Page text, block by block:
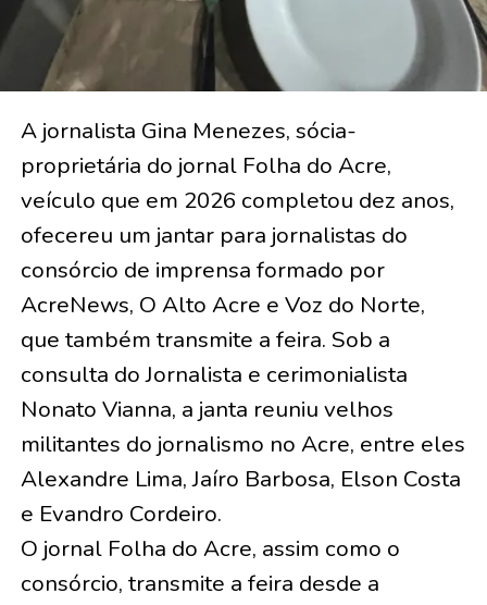
A jornalista Gina Menezes, sócia-
proprietária do jornal Folha do Acre,
veículo que em 2026 completou dez anos,
ofecereu um jantar para jornalistas do
consórcio de imprensa formado por
AcreNews, O Alto Acre e Voz do Norte,
que também transmite a feira. Sob a
consulta do Jornalista e cerimonialista
Nonato Vianna, a janta reuniu velhos
militantes do jornalismo no Acre, entre eles
Alexandre Lima, Jaíro Barbosa, Elson Costa
e Evandro Cordeiro.
O jornal Folha do Acre, assim como o
consórcio, transmite a feira desde a